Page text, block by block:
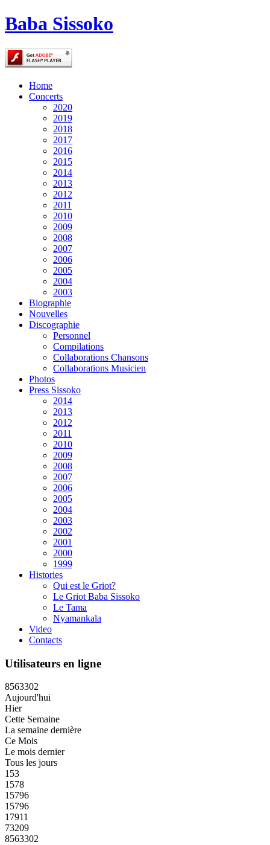
Baba Sissoko
Home
Concerts
2020
2019
2018
2017
2016
2015
2014
2013
2012
2011
2010
2009
2008
2007
2006
2005
2004
2003
Biographie
Nouvelles
Discographie
Personnel
Compilations
Collaborations Chansons
Collaborations Musicien
Photos
Press Sissoko
2014
2013
2012
2011
2010
2009
2008
2007
2006
2005
2004
2003
2002
2001
2000
1999
Histories
Qui est le Griot?
Le Griot Baba Sissoko
Le Tama
Nyamankala
Video
Contacts
Utilisateurs en ligne
8563302
Aujourd'hui
Hier
Cette Semaine
La semaine dernière
Ce Mois
Le mois dernier
Tous les jours
153
1578
15796
15796
17911
73209
8563302